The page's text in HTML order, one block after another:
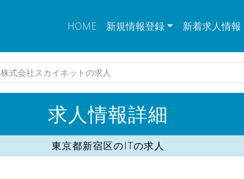
HOME 新規情報登録 新着求人情報
株式会社スカイネットの求人
求人情報詳細
東京都新宿区のITの求人